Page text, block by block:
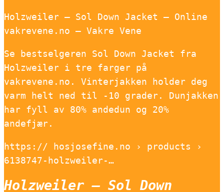
Holzweiler – Sol Down Jacket – Online
vakrevene.no – Vakre Vene
Se bestselgeren Sol Down Jacket fra
Holzweiler i tre farger på
vakrevene.no. Vinterjakken holder deg
varm helt ned til -10 grader. Dunjakken
har fyll av 80% andedun og 20%
andefjær.
https:// hosjosefine.no › products ›
6138747-holzweiler-…
Holzweiler – Sol Down